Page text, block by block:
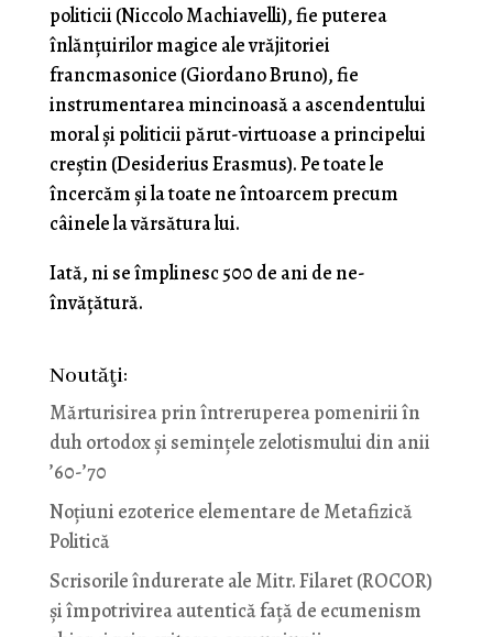
politicii (Niccolo Machiavelli), fie puterea
înlănţuirilor magice ale vrăjitoriei
francmasonice (Giordano Bruno), fie
instrumentarea mincinoasă a ascendentului
moral şi politicii părut-virtuoase a principelui
creştin (Desiderius Erasmus). Pe toate le
încercăm şi la toate ne întoarcem precum
câinele la vărsătura lui.
Iată, ni se împlinesc 500 de ani de ne-
învăţătură.
Noutăţi:
Mărturisirea prin întreruperea pomenirii în
duh ortodox și semințele zelotismului din anii
’60-’70
Noţiuni ezoterice elementare de Metafizică
Politică
Scrisorile îndurerate ale Mitr. Filaret (ROCOR)
și împotrivirea autentică față de ecumenism